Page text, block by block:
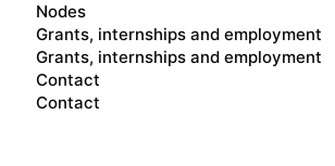
Nodes
Grants, internships and employment
Grants, internships and employment
Contact
Contact